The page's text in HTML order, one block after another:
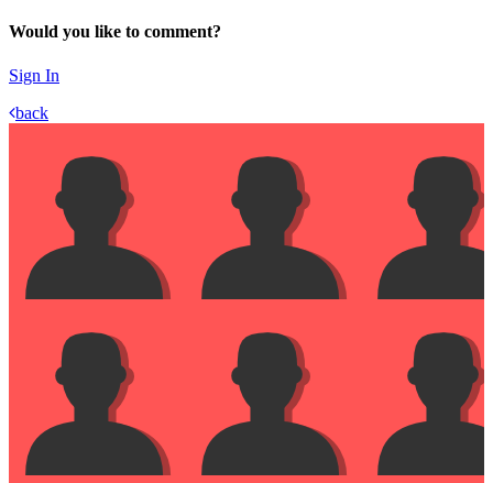
Would you like to comment?
Sign In
back